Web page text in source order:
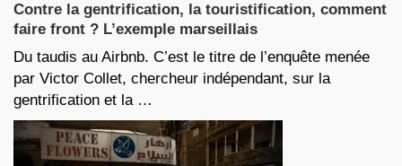
Contre la gentrification, la touristification, comment
faire front ? L’exemple marseillais
Du taudis au Airbnb. C’est le titre de l’enquête menée
par Victor Collet, chercheur indépendant, sur la
gentrification et la …